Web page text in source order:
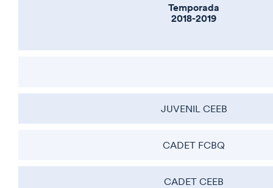
Temporada
2018-2019
JUVENIL CEEB
CADET FCBQ
CADET CEEB